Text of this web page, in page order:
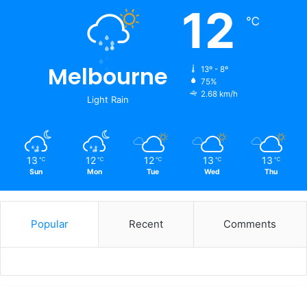
Melbourne
Light Rain
12 ℃
13º - 8º
75%
2.68 km/h
13 ℃
Sun
12 ℃
Mon
12 ℃
Tue
13 ℃
Wed
13 ℃
Thu
Popular Recent Comments